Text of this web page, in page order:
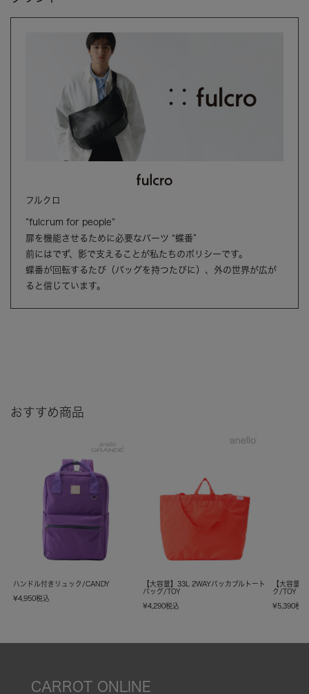
フルクロ
”fulcrum for people”
扉を機能させるために必要なパーツ “蝶番”
前にはでず、影で支えることが私たちのポリシーです。
蝶番が回転するたび（バッグを持つたびに）、外の世界が広が
ると信じています。
おすすめ商品
ハンドル付きリュック/CANDY
¥4,950税込
【大容量】33L 2WAYパッカブルトート
バッグ/TOY
¥4,290税込
【大容量
ク/TOY
¥5,390税込
CARROT ONLINE